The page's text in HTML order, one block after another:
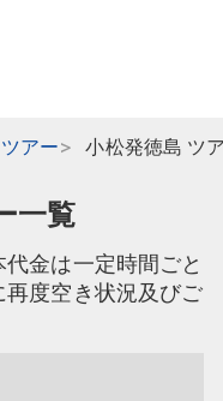
アー 小松発徳島 ツ
一覧
金は一定時間ごと
度空き状況及びご